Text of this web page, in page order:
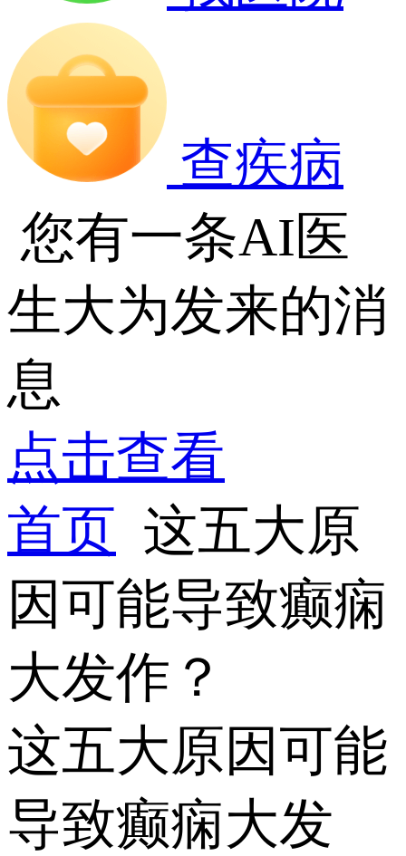
查疾病
您有一条AI医
生大为发来的消
息
点击查看
首页 这五大原
因可能导致癫痫
大发作？
这五大原因可能
导致癫痫大发